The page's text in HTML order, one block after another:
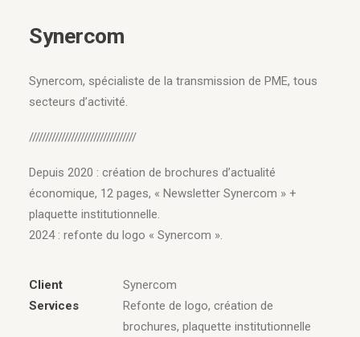
Synercom
Synercom, spécialiste de la transmission de PME, tous
secteurs d’activité.
/////////////////////////////////
Depuis 2020 : création de brochures d’actualité
économique, 12 pages, « Newsletter Synercom » +
plaquette institutionnelle.
2024 : refonte du logo « Synercom ».
Client
Synercom
Services
Refonte de logo, création de
brochures, plaquette institutionnelle